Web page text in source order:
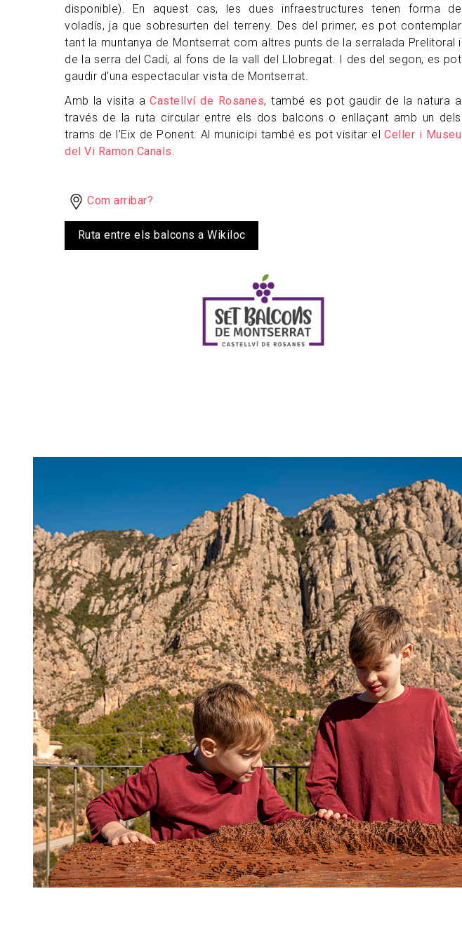
disponible). En aquest cas, les dues infraestructures tenen forma de
voladís, ja que sobresurten del terreny. Des del primer, es pot contemplar
tant la muntanya de Montserrat com altres punts de la serralada Prelitoral i
de la serra del Cadí, al fons de la vall del Llobregat. I des del segon, es pot
gaudir d’una espectacular vista de Montserrat.
Amb la visita aCastellví de Rosanes, també es pot gaudir de la natura a
través de la ruta circular entre els dos balcons o enllaçant amb un dels
trams de l’Eix de Ponent. Al municipi també es pot visitar elCeller i Museu
del Vi Ramon Canals.
Com arribar?
Ruta entre els balcons a Wikiloc